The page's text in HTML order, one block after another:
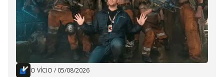
O VÍCIO / 05/08/2026